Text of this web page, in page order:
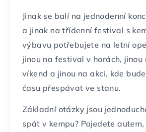
Jinak se balí na jednodenní
a jinak na třídenní festival s
výbavu potřebujete na letní
jinou na festival v horách, jinou
víkend a jinou na akci, kde
času přespávat ve stanu.
Základní otázky jsou
spát v kempu? Pojedete